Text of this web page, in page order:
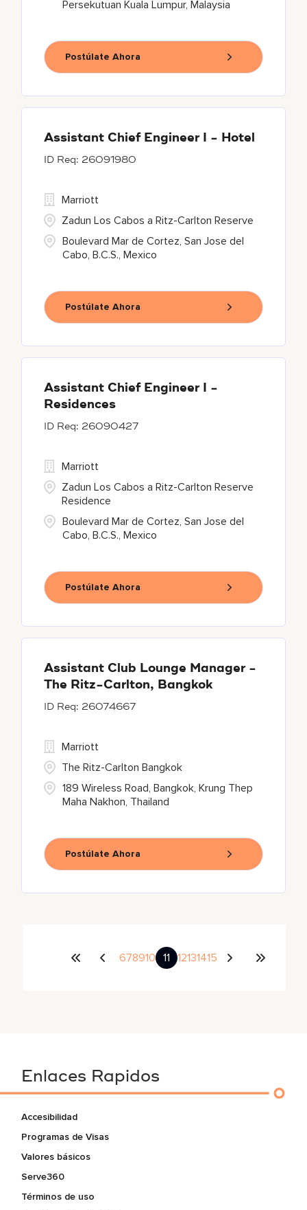
Persekutuan Kuala Lumpur, Malaysia
Postúlate Ahora
Assistant Chief Engineer I - Hotel
26091980
Boulevard Mar de Cortez, San Jose del
Cabo, B.C.S., Mexico
Marriott
Zadun Los Cabos a Ritz-Carlton Reserve
Postúlate Ahora
Assistant Chief Engineer I -
Residences
26090427
Boulevard Mar de Cortez, San Jose del
Cabo, B.C.S., Mexico
Marriott
Zadun Los Cabos a Ritz-Carlton Reserve
Residence
Postúlate Ahora
Assistant Club Lounge Manager -
The Ritz-Carlton, Bangkok
26074667
189 Wireless Road, Bangkok, Krung Thep
Maha Nakhon, Thailand
Marriott
The Ritz-Carlton Bangkok
Postúlate Ahora
678910 11 12131415
Enlaces Rapidos
Accesibilidad
Programas de Visas
Valores básicos
Serve360
Términos de uso